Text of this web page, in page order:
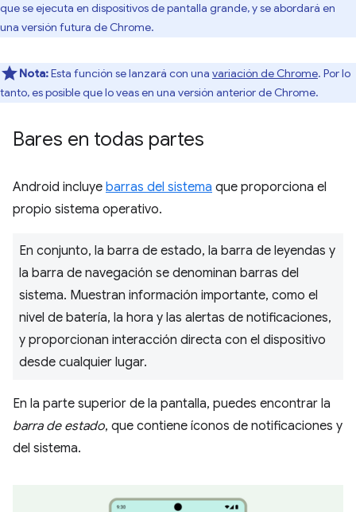
que se ejecuta en dispositivos de pantalla grande, y se abordará en
una versión futura de Chrome.
Nota:Esta función se lanzará con una variación de Chrome. Por lo
tanto, es posible que lo veas en una versión anterior de Chrome.
Bares en todas partes
Android incluye barras del sistema que proporciona el
propio sistema operativo.
En conjunto, la barra de estado, la barra de leyendas y
la barra de navegación se denominan barras del
sistema. Muestran información importante, como el
nivel de batería, la hora y las alertas de notificaciones,
y proporcionan interacción directa con el dispositivo
desde cualquier lugar.
En la parte superior de la pantalla, puedes encontrar la
barra de estado, que contiene íconos de notificaciones y
del sistema.